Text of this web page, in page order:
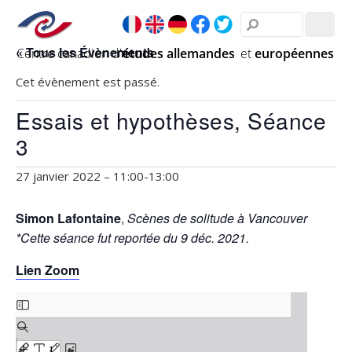
« Tous les Évènements
Cet évènement est passé.
Essais et hypothèses, Séance
3
27 janvier 2022 – 11:00-13:00
Simon Lafontaine, Scènes de solitude à Vancouver
*Cette séance fut reportée du 9 déc. 2021.
Lien Zoom
Skip
to
PDF